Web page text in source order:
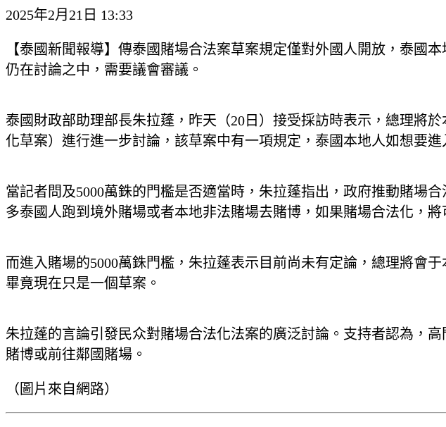
2025年2月21日 13:33
【泰國新聞報導】傳泰國賭場合法案草案規定僅對外國人開放，泰國
仍在討論之中，需要議會審議。
泰國財政部助理部長朱拉蓬，昨天（20日）接受採訪時表示，總理將
化草案）進行進一步討論，該草案中有一項規定，泰國本地人如想要
當記者問及5000萬銖的門檻是否適當時，朱拉蓬指出，政府推動賭場
多泰國人跑到境外賭場或者本地非法賭場去賭博，如果賭場合法化，
而進入賭場的5000萬銖門檻，朱拉蓬表示目前尚未有定論，總理將會
畢竟現在只是一個草案。
朱拉蓬的言論引發民众對賭場合法化法案的廣泛討論。支持者認為，
賭博或前往鄰國賭場。
（圖片來自網路）